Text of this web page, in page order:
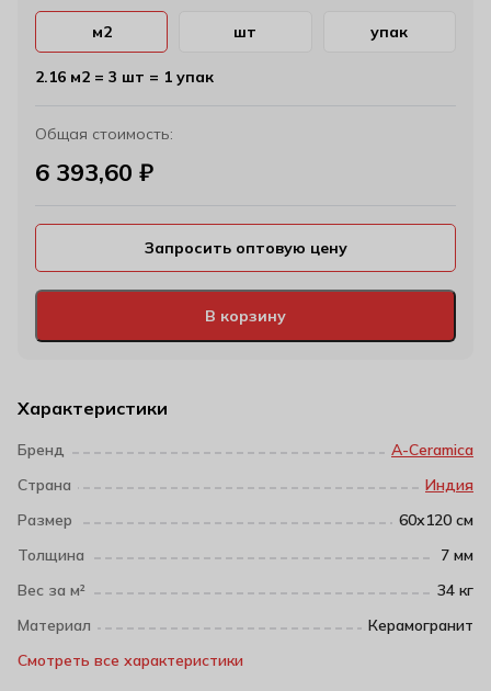
Характеристики
Бренд
A-Ceramica
Страна
Индия
Размер
60х120 см
Толщина
7 мм
Вес за м²
34 кг
Материал
Керамогранит
Смотреть все характеристики
В корзину
м2 шт упак
2.16 м2 = 3 шт = 1 упак
Общая стоимость:
6 393,60 ₽
Запросить оптовую цену